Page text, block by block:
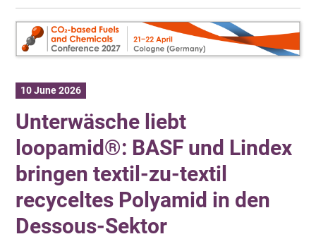
10 June 2026
Unterwäsche liebt
loopamid®: BASF und Lindex
bringen textil-zu-textil
recyceltes Polyamid in den
Dessous-Sektor